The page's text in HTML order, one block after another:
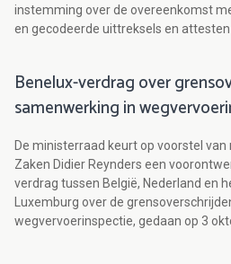
instemming over de overeenkomst
en gecodeerde uittreksels en
Benelux-verdrag over
samenwerking in
De ministerraad keurt op voorstel
Zaken Didier Reynders een
verdrag tussen België, Nederland en
Luxemburg over de
wegvervoerinspectie, gedaan op 3